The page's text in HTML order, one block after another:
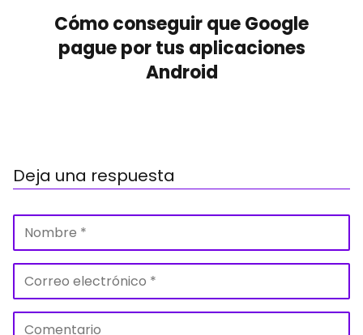
Cómo conseguir que Google
pague por tus aplicaciones
Android
Deja una respuesta